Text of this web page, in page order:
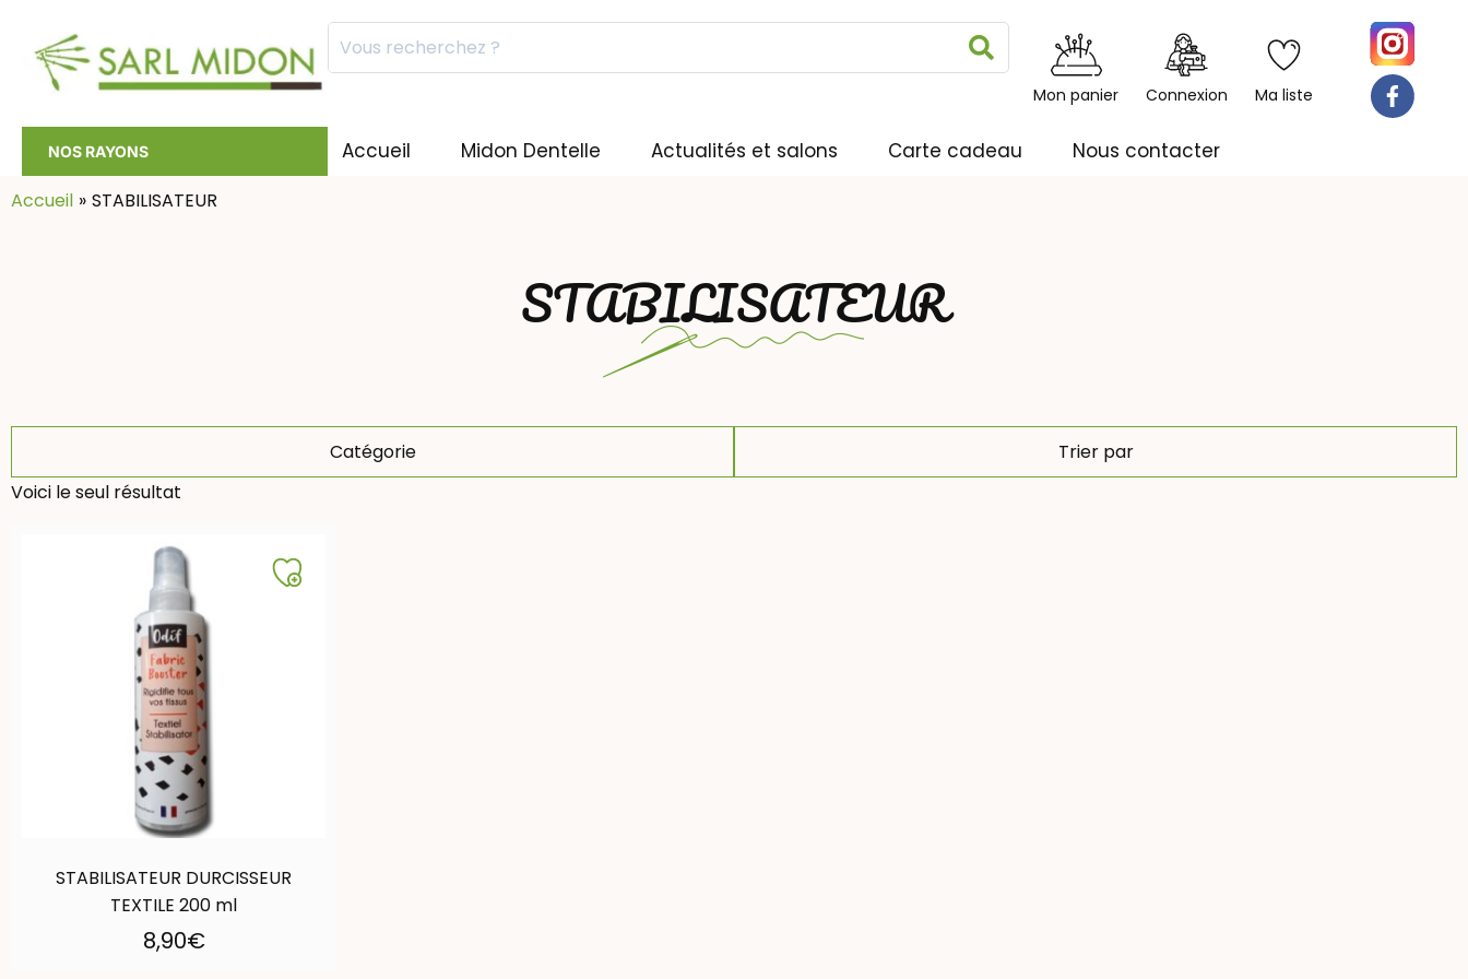
Mots
Rechercher
Mon panier Connexion Ma liste
NOS RAYONS Accueil Midon Dentelle Actualités et salons Carte cadeau Nous contacter
Accueil STABILISATEUR
STABILISATEUR
Catégorie
Trier par
Voici le seul résultat
STABILISATEUR DURCISSEUR
TEXTILE 200 ml
8,90€